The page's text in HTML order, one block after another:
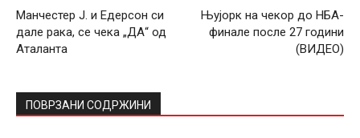
Манчестер Ј. и Едерсон си
дале рака, се чека „ДА“ од
Аталанта
Њујорк на чекор до НБА-
финале после 27 години
(ВИДЕО)
ПОВРЗАНИ СОДРЖИНИ